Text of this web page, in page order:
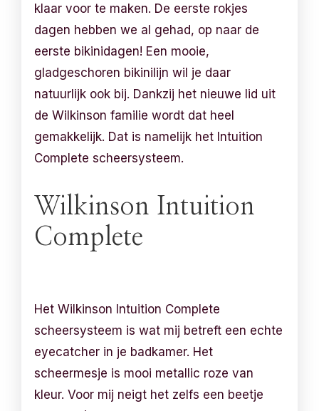
klaar voor te maken. De eerste rokjes
dagen hebben we al gehad, op naar de
eerste bikinidagen! Een mooie,
gladgeschoren bikinilijn wil je daar
natuurlijk ook bij. Dankzij het nieuwe lid uit
de Wilkinson familie wordt dat heel
gemakkelijk. Dat is namelijk het Intuition
Complete scheersysteem.
Wilkinson Intuition
Complete
Het Wilkinson Intuition Complete
scheersysteem is wat mij betreft een echte
eyecatcher in je badkamer. Het
scheermesje is mooi metallic roze van
kleur. Voor mij neigt het zelfs een beetje